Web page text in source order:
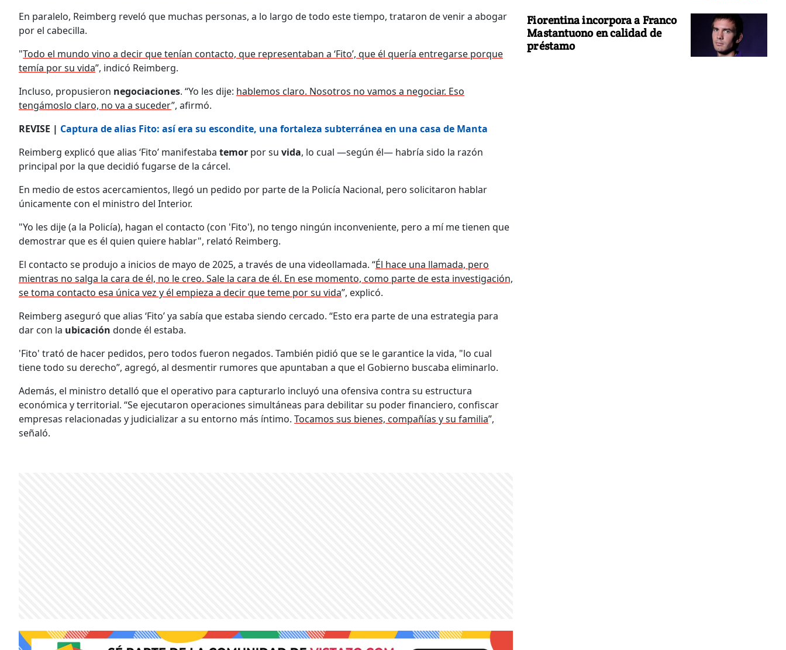
En paralelo, Reimberg reveló que muchas personas, a lo largo de todo este tiempo, trataron de venir a abogar
por el cabecilla.
"Todo el mundo vino a decir que tenían contacto, que representaban a ‘Fito’, que él quería entregarse porque
temía por su vida”, indicó Reimberg.
Incluso, propusieron negociaciones. “Yo les dije: hablemos claro. Nosotros no vamos a negociar. Eso
tengámoslo claro, no va a suceder”, afirmó.
REVISE | Captura de alias Fito: así era su escondite, una fortaleza subterránea en una casa de Manta
Reimberg explicó que alias ‘Fito’ manifestaba temor por su vida, lo cual —según él— habría sido la razón
principal por la que decidió fugarse de la cárcel.
En medio de estos acercamientos, llegó un pedido por parte de la Policía Nacional, pero solicitaron hablar
únicamente con el ministro del Interior.
"Yo les dije (a la Policía), hagan el contacto (con 'Fito'), no tengo ningún inconveniente, pero a mí me tienen que
demostrar que es él quien quiere hablar", relató Reimberg.
El contacto se produjo a inicios de mayo de 2025, a través de una videollamada. “Él hace una llamada, pero
mientras no salga la cara de él, no le creo. Sale la cara de él. En ese momento, como parte de esta investigación,
se toma contacto esa única vez y él empieza a decir que teme por su vida”, explicó.
Reimberg aseguró que alias ‘Fito’ ya sabía que estaba siendo cercado. “Esto era parte de una estrategia para
dar con la ubicación donde él estaba.
'Fito' trató de hacer pedidos, pero todos fueron negados. También pidió que se le garantice la vida, "lo cual
tiene todo su derecho”, agregó, al desmentir rumores que apuntaban a que el Gobierno buscaba eliminarlo.
Además, el ministro detalló que el operativo para capturarlo incluyó una ofensiva contra su estructura
económica y territorial. “Se ejecutaron operaciones simultáneas para debilitar su poder financiero, confiscar
empresas relacionadas y judicializar a su entorno más íntimo. Tocamos sus bienes, compañías y su familia”,
señaló.
Fiorentina incorpora a Franco
Mastantuono en calidad de
préstamo